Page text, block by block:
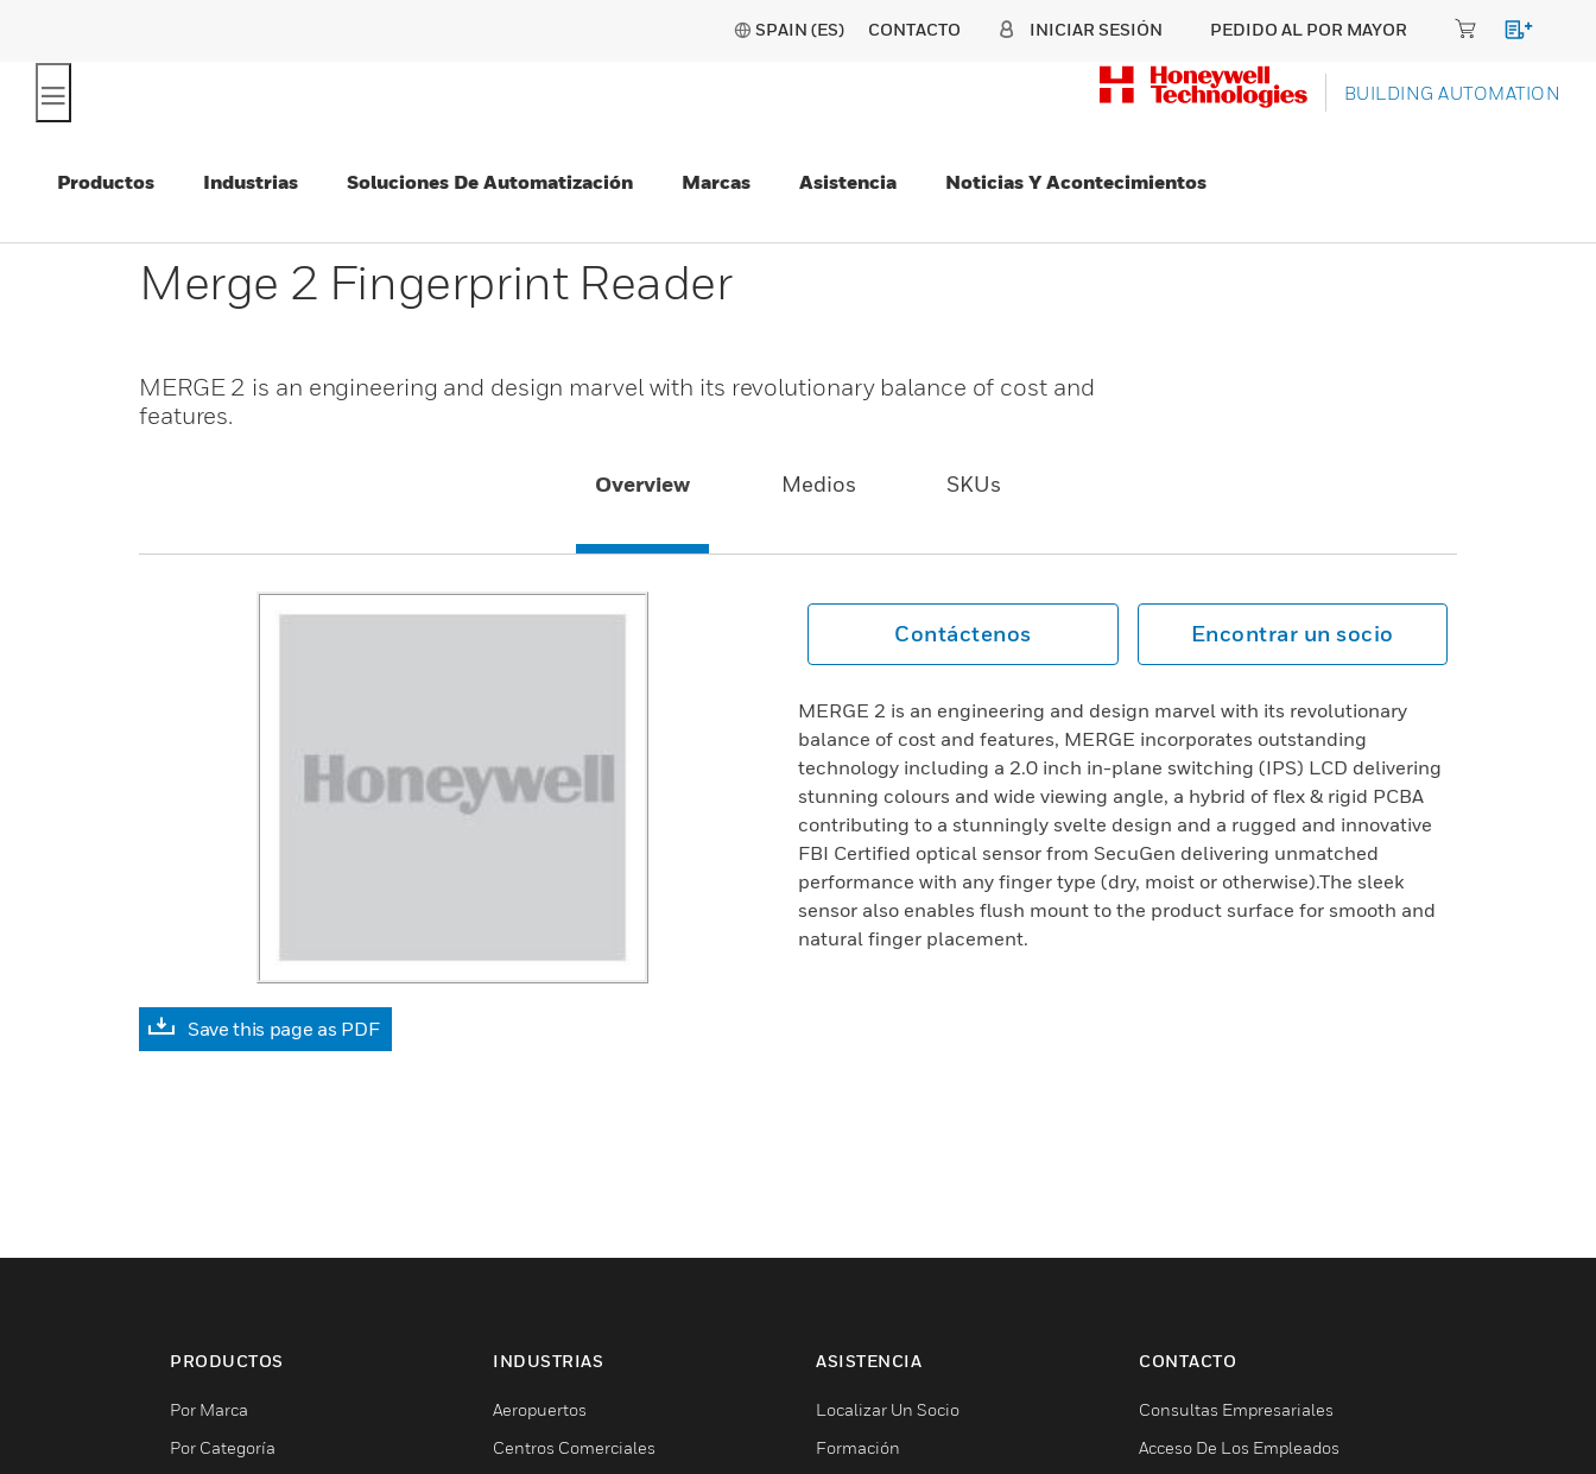
SPAIN (ES) CONTACTO INICIAR SESIÓN PEDIDO AL POR MAYOR
BUILDING AUTOMATION
Productos Industrias Soluciones De Automatización Marcas Asistencia Noticias Y Acontecimientos
Merge 2 Fingerprint Reader
MERGE 2 is an engineering and design marvel with its revolutionary balance of cost and
features.
Overview Medios SKUs
Save this page as PDF
Contáctenos Encontrar un socio
MERGE 2 is an engineering and design marvel with its revolutionary
balance of cost and features, MERGE incorporates outstanding
technology including a 2.0 inch in-plane switching (IPS) LCD delivering
stunning colours and wide viewing angle, a hybrid of flex & rigid PCBA
contributing to a stunningly svelte design and a rugged and innovative
FBI Certified optical sensor from SecuGen delivering unmatched
performance with any finger type (dry, moist or otherwise).The sleek
sensor also enables flush mount to the product surface for smooth and
natural finger placement.
PRODUCTOS
Por Marca
Por Categoría
INDUSTRIAS
Aeropuertos
Centros Comerciales
ASISTENCIA
Localizar Un Socio
Formación
CONTACTO
Consultas Empresariales
Acceso De Los Empleados